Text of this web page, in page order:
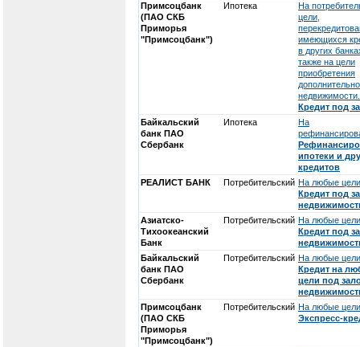
Примсоцбанк
(ПАО СКБ
Приморья
"Примсоцбанк")
Ипотека
На
цели,
имеющихся
в других
также на цели
приобретения
недвижимости.
Кредит под
Байкальский
банк ПАО
Сбербанк
Ипотека
На
ипотеки и
кредитов
РЕАЛИСТ БАНК
Потребительский На любые
Кредит под
Азиатско-
Тихоокеанский
Банк
Потребительский На любые
Кредит под
Байкальский
банк ПАО
Сбербанк
Потребительский На любые
Кредит на
цели под
Примсоцбанк
(ПАО СКБ
Приморья
"Примсоцбанк")
Потребительский На любые
Экспресс-